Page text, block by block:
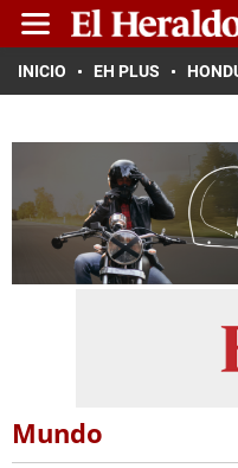
INICIO EH PLUS
Mundo